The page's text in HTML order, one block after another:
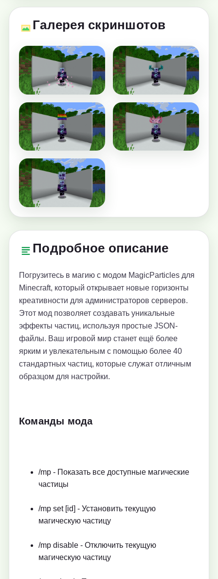
Галерея скриншотов
Подробное описание
Погрузитесь в магию с модом MagicParticles для
Minecraft, который открывает новые горизонты
креативности для администраторов серверов.
Этот мод позволяет создавать уникальные
эффекты частиц, используя простые JSON-
файлы. Ваш игровой мир станет ещё более
ярким и увлекательным с помощью более 40
стандартных частиц, которые служат отличным
образцом для настройки.
Команды мода
/mp - Показать все доступные магические
частицы
/mp set [id] - Установить текущую
магическую частицу
/mp disable - Отключить текущую
магическую частицу